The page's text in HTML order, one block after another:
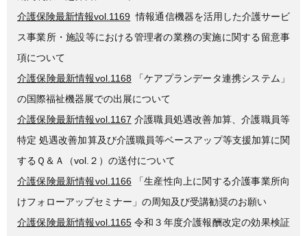
介護保険最新情報vol.1169 情報通信機器を活用した介護サービ
ス事業所・施設等における管理者の業務の実施に関する留意事
項について
介護保険最新情報vol.1168 「ケアプランデータ連携システム」
の国際福祉機器展での出展について
介護保険最新情報vol.1167 介護職員処遇改善加算、介護職員等
特定 処遇改善加算及び介護職員等ベースアップ等支援加算に関
するＱ＆Ａ（vol.２）の送付について
介護保険最新情報vol.1166 「生産性向上に関する介護事業所向
けフォローアップセミナー」の周知及び受講勧奨のお願い
介護保険最新情報vol.1165令和３年度介護報酬改定の効果検証